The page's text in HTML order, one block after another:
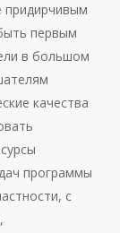
придирчивым
первым
в большом
качества
программы
с